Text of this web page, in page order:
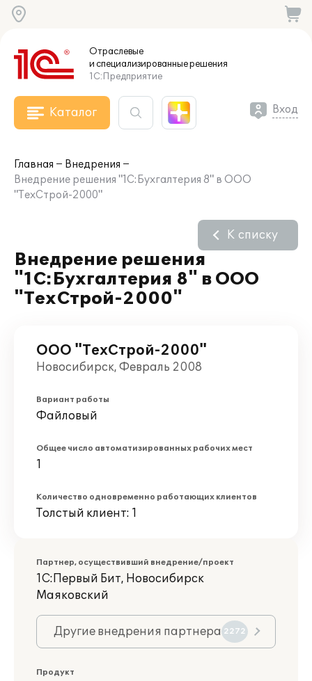
Отраслевые
и специализированныерешения
1С:Предприятие
Каталог Вход
Главная
Внедрения
Внедрение решения "1С:Бухгалтерия 8" в ООО
"ТехСтрой-2000"
Внедрение решения
"1С:Бухгалтерия 8" в ООО
"ТехСтрой-2000"
К списку
ООО "ТехСтрой-2000"
Новосибирск, Февраль 2008
Вариант работы
Файловый
Общее число автоматизированных рабочих мест
1
Количество одновременно работающих клиентов
Толстый клиент: 1
Партнер, осуществивший внедрение/проект
1С:Первый Бит, Новосибирск
Маяковский
Другие внедрения партнера 2272
Продукт